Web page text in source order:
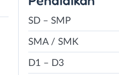
SD – SMP
SMA / SMK
D1 – D3